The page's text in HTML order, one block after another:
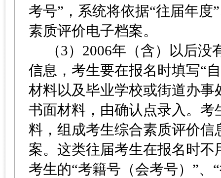
考号”，系统将依据“往届年度
素质评价电子档案。
（3）2006年（含）以后没
信息，考生要在报名时填写“
材料以及毕业学校或街道办
书面材料，由确认点录入。考
料，组成考生综合素质评价
案。这类往届考生在报名时不
考生的“考籍号（会考号）”、